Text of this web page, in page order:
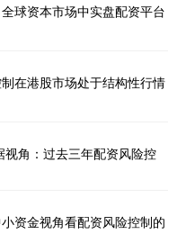
+12.30 +0.17%
球资本市场中实盘配资平台
在港股市场处于结构性行情
角：过去三年配资风险控
资金视角看配资风险控制的